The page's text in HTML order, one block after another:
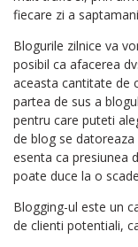
fiecare zi a
Blogurile zilnice va
posibil ca afacerea
aceasta cantitate de
partea de sus a
pentru care puteti
de blog se
esenta ca presiunea
poate duce la o
Blogging-ul este un
de clienti potentiali,